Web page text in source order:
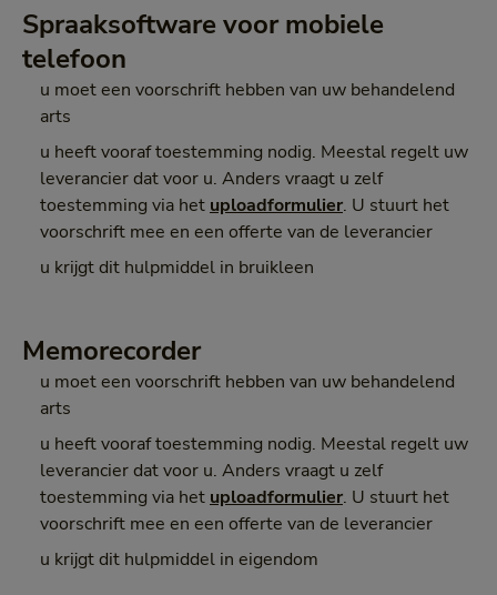
Spraaksoftware voor mobiele
telefoon
u moet een voorschrift hebben van uw behandelend
arts
u heeft vooraf toestemming nodig. Meestal regelt uw
leverancier dat voor u. Anders vraagt u zelf
toestemming via het uploadformulier. U stuurt het
voorschrift mee en een offerte van de leverancier
u krijgt dit hulpmiddel in bruikleen
Memorecorder
u moet een voorschrift hebben van uw behandelend
arts
u heeft vooraf toestemming nodig. Meestal regelt uw
leverancier dat voor u. Anders vraagt u zelf
toestemming via het uploadformulier. U stuurt het
voorschrift mee en een offerte van de leverancier
u krijgt dit hulpmiddel in eigendom